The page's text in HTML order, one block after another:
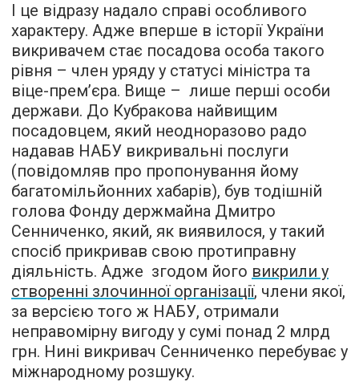
І це відразу надало справі особливого
характеру. Адже вперше в історії України
викривачем стає посадова особа такого
рівня – член уряду у статусі міністра та
віце-прем’єра. Вище – лише перші особи
держави. До Кубракова найвищим
посадовцем, який неодноразово радо
надавав НАБУ викривальні послуги
(повідомляв про пропонування йому
багатомільйонних хабарів), був тодішній
голова Фонду держмайна Дмитро
Сенниченко, який, як виявилося, у такий
спосіб прикривав свою протиправну
діяльність. Адже згодом його викрили у
створенні злочинної організації, члени якої,
за версією того ж НАБУ, отримали
неправомірну вигоду у сумі понад 2 млрд
грн. Нині викривач Сенниченко перебуває у
міжнародному розшуку.